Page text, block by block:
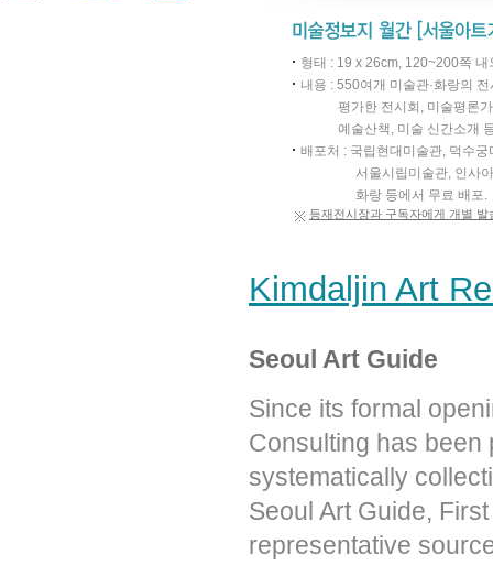
형태 : 19 x 26cm, 120~200쪽 내
내용 : 550여개 미술관·화랑의
평가한 전시회, 미술평론
예술산책, 미술 신간소개
배포처 : 국립현대미술관, 덕수
서울시립미술관, 인사
화랑 등에서 무료 배포.
등재전시장과 구독자에게 개별 발
Kimdaljin Art
Seoul Art Guide
Since its formal
Consulting has been
systematically
Seoul Art Guide,
representative